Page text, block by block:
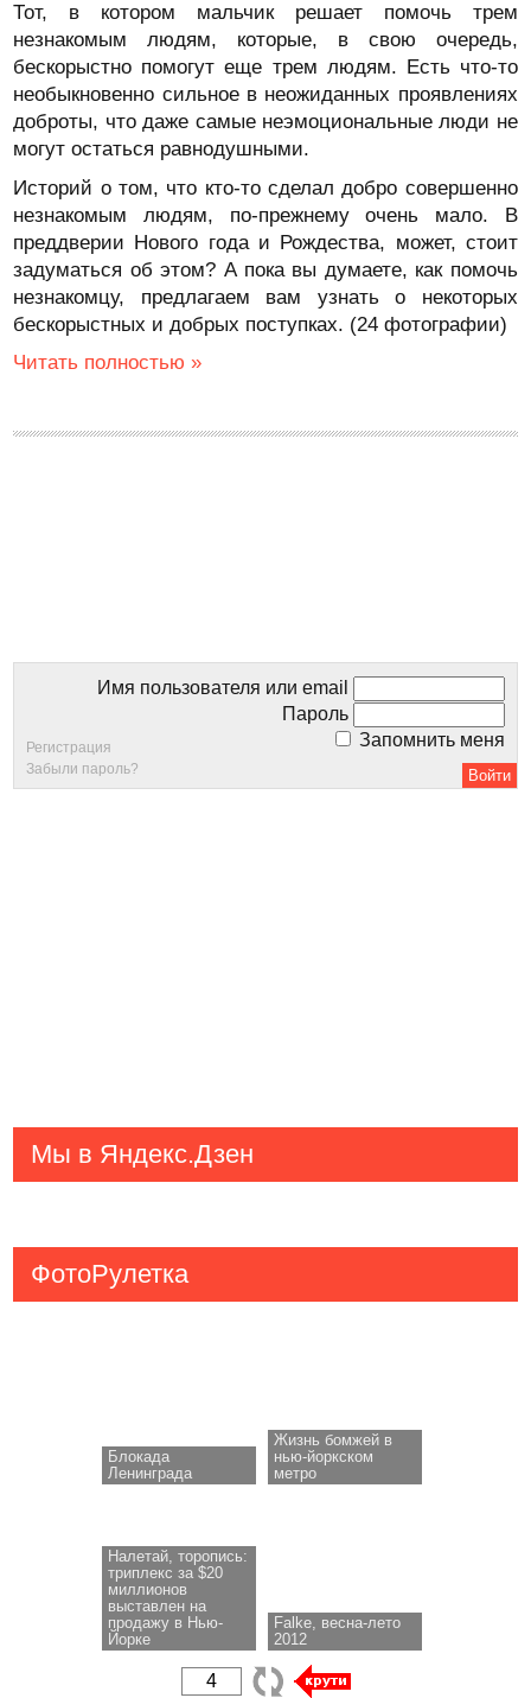
Тот, в котором мальчик решает помочь трем
незнакомым людям, которые, в свою очередь,
бескорыстно помогут еще трем людям. Есть что-то
необыкновенно сильное в неожиданных проявлениях
доброты, что даже самые неэмоциональные люди не
могут остаться равнодушными.
Историй о том, что кто-то сделал добро совершенно
незнакомым людям, по-прежнему очень мало. В
преддверии Нового года и Рождества, может, стоит
задуматься об этом? А пока вы думаете, как помочь
незнакомцу, предлагаем вам узнать о некоторых
бескорыстных и добрых поступках. (24 фотографии)
Читать полностью »
Имя пользователя или email
Пароль
Запомнить меня
Регистрация
Забыли пароль?
Мы в Яндекс.Дзен
ФотоРулетка
Блокада
Ленинграда
Жизнь бомжей в
нью-йоркском
метро
Налетай, торопись:
триплекс за $20
миллионов
выставлен на
продажу в Нью-
Йорке
Falke, весна-лето
2012